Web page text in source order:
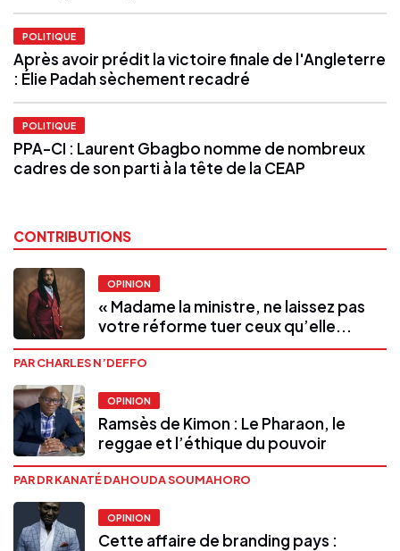
POLITIQUE
Après avoir prédit la victoire finale de l'Angleterre
: Élie Padah sèchement recadré
POLITIQUE
PPA-CI : Laurent Gbagbo nomme de nombreux
cadres de son parti à la tête de la CEAP
CONTRIBUTIONS
OPINION
« Madame la ministre, ne laissez pas
votre réforme tuer ceux qu’elle...
PAR CHARLES N’DEFFO
OPINION
Ramsès de Kimon : Le Pharaon, le
reggae et l’éthique du pouvoir
PAR DR KANATÉ DAHOUDA SOUMAHORO
OPINION
Cette affaire de branding pays :